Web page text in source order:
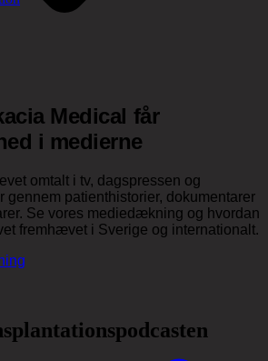
Medical får
i medierne
omtalt i tv, dagspressen og
gennem patienthistorier, dokumentarer
Se vores mediedækning og hvordan
fremhævet i Sverige og internationalt.